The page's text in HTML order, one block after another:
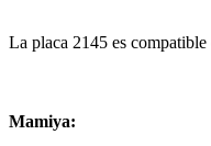
La placa 2145 es compatible
Mamiya: